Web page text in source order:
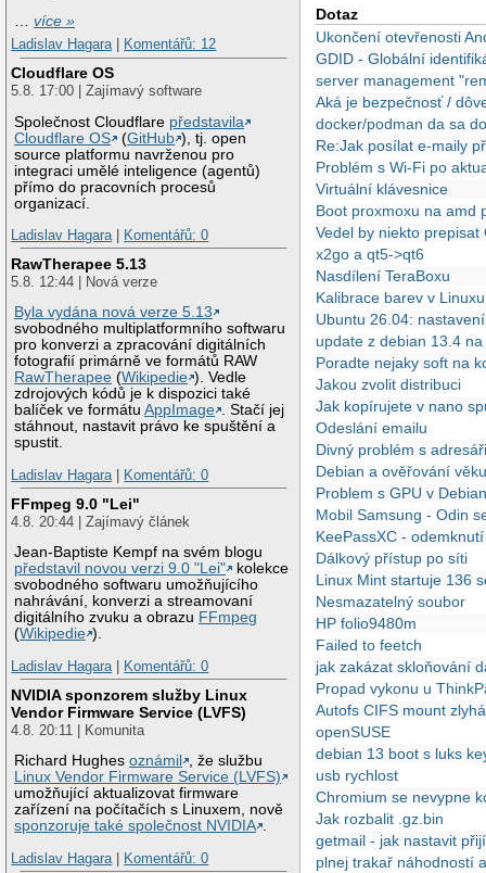
…více »
Ladislav Hagara| Komentářů: 12
Cloudflare OS
5.8. 17:00 | Zajímavý software
Společnost Cloudflare představila
Cloudflare OS
(GitHub ), tj. open
source platformu navrženou pro
integraci umělé inteligence (agentů)
přímo do pracovních procesů
organizací.
Ladislav Hagara| Komentářů: 0
RawTherapee 5.13
5.8. 12:44 | Nová verze
Byla vydána nová verze 5.13
svobodného multiplatformního softwaru
pro konverzi a zpracování digitálních
fotografií primárně ve formátů RAW
RawTherapee (Wikipedie ). Vedle
zdrojových kódů je k dispozici také
balíček ve formátuAppImage . Stačí jej
stáhnout, nastavit právo ke spuštění a
spustit.
Ladislav Hagara| Komentářů: 0
FFmpeg 9.0 "Lei"
4.8. 20:44 | Zajímavý článek
Jean-Baptiste Kempf na svém blogu
představil novou verzi 9.0 "Lei"
kolekce
svobodného softwaru umožňujícího
nahrávání, konverzi a streamovaní
digitálního zvuku a obrazu FFmpeg
(Wikipedie ).
Ladislav Hagara| Komentářů: 0
NVIDIA sponzorem služby Linux
Vendor Firmware Service (LVFS)
4.8. 20:11 | Komunita
Richard Hughesoznámil
, že službu
Linux Vendor Firmware Service (LVFS)
umožňující aktualizovat firmware
zařízení na počítačích s Linuxem, nově
sponzoruje také společnost NVIDIA .
Ladislav Hagara| Komentářů: 0
Dotaz
Ukončení otevřenosti
GDID - Globální
server management
Aká je bezpečnosť /
docker/podman da sa
Re:Jak posílat e-maily
Problém s Wi-Fi po
Virtuální klávesnice
Boot proxmoxu na amd
Vedel by niekto
x2go a qt5->qt6
Nasdílení TeraBoxu
Kalibrace barev v
Ubuntu 26.04:
update z debian 13.4
Poradte nejaky soft na
Jakou zvolit distribuci
Jak kopírujete v nano
Odeslání emailu
Divný problém s
Debian a ověřování
Problem s GPU v
Mobil Samsung - Odin
KeePassXC -
Dálkový přístup po síti
Linux Mint startuje 136
Nesmazatelný soubor
HP folio9480m
Failed to feetch
jak zakázat skloňování
Propad vykonu u
Autofs CIFS mount
openSUSE
debian 13 boot s luks
usb rychlost
Chromium se nevypne
Jak rozbalit .gz.bin
getmail - jak nastavit
plnej trakař náhodností